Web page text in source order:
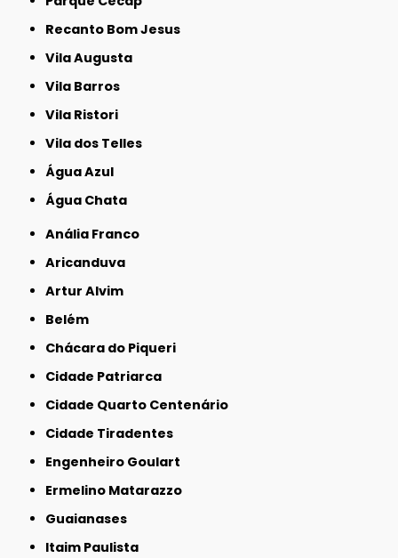
Recanto Bom Jesus
Vila Augusta
Vila Barros
Vila Ristori
Vila dos Telles
Água Azul
Água Chata
Anália Franco
Aricanduva
Artur Alvim
Belém
Chácara do Piqueri
Cidade Patriarca
Cidade Quarto Centenário
Cidade Tiradentes
Engenheiro Goulart
Ermelino Matarazzo
Guaianases
Itaim Paulista